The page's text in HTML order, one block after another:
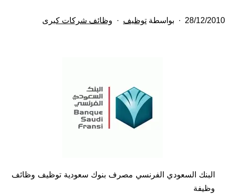
28/ بواسطةتوظيف
مصنف
وظائف شركات كبرى
السعودي الفرنسي مصرف بنوك سعودية توظيف وظائف